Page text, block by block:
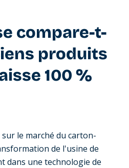
compare-t-
produits
100 %
le marché du carton-
de l'usine de
dans une technologie de